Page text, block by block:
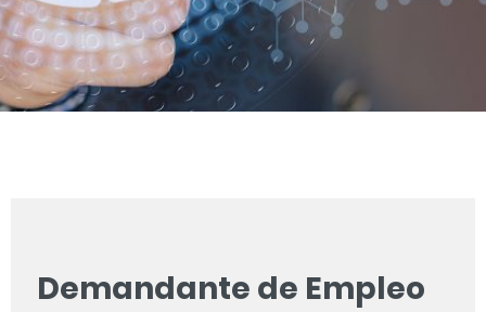
Demandante de Empleo